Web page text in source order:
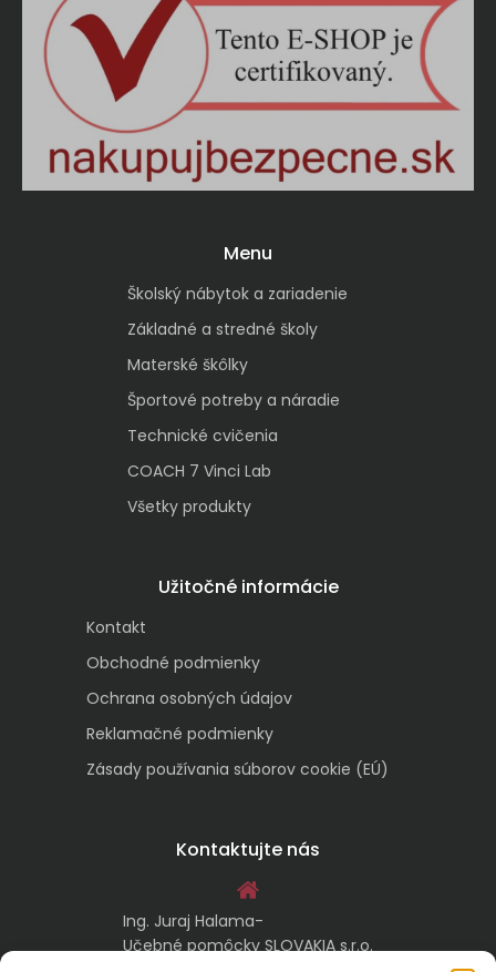
Menu
Školský nábytok a zariadenie
Základné a stredné školy
Materské škôlky
Športové potreby a náradie
Technické cvičenia
COACH 7 Vinci Lab
Všetky produkty
Užitočné informácie
Kontakt
Obchodné podmienky
Ochrana osobných údajov
Reklamačné podmienky
Zásady používania súborov cookie (EÚ)
Kontaktujte nás
Ing. Juraj Halama-
Učebné pomôcky SLOVAKIA s.r.o.